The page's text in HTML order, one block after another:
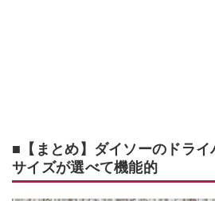
■【まとめ】ダイソーのドライ
サイズが選べて機能的